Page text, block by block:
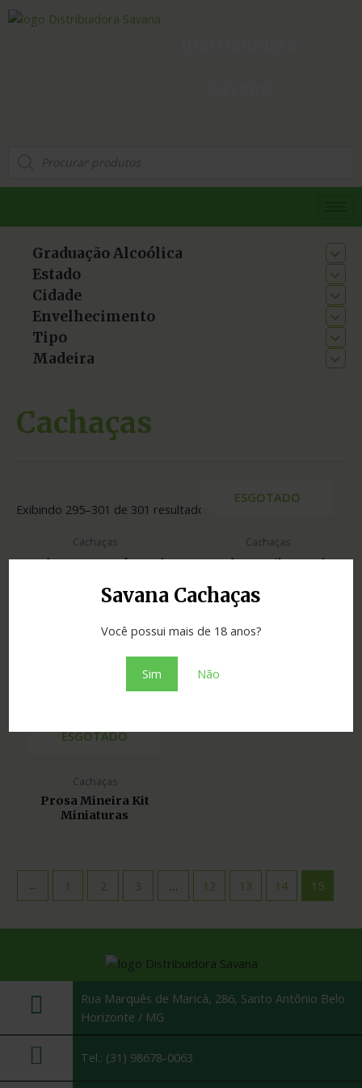
Savana Cachaças
Você possui mais de 18 anos?
Sim Não
Graduação Alcoólica
Estado
Cidade
Envelhecimento
Tipo
Madeira
Cachaças
Exibindo 295–301 de 301 resultados
Cachaças
Cachaça Werneck 50ml
ESGOTADO
Cachaças
Cachaça Wiba 50ml
Cachaça Wiskizito 50ml
ESGOTADO
Cachaças
Prosa Mineira Kit
Miniaturas
← 1 2 3 … 12 13 14 15
Rua Marquês de Maricá, 286, Santo Antônio Belo
Horizonte / MG
Tel.: (31) 98678-0063